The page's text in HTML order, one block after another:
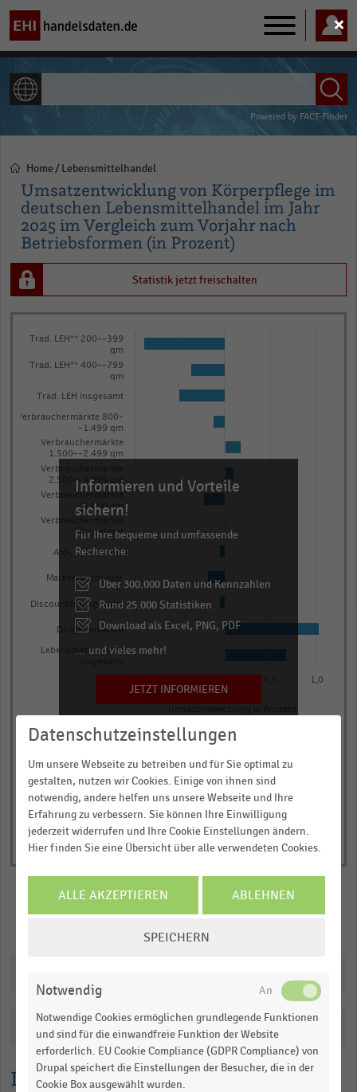
Main
navigation
Powered by FACT-Finder
Pfadnavigation
Home Lebensmittelhandel
Umsatzentwicklung von Körperpflege im
deutschen Lebensmittelhandel im Jahr
2025 im Vergleich zum Vorjahr nach
Betriebsformen (in Prozent)
Lesehilfe
Statistik jetzt freischalten
with
bars.
The
chart
axis
displaying
categories.
Range:
13
categories.
Y
axis
displaying
Umsatzentwicklung
in
Prozent.
Range:
to
1.12661375.
View
graphic.
Trad. LEH** 200--399
qm
Trad. LEH** 400--799
qm
Trad. LEH insgesamt
Verbrauchermärkte 800-
-1.499 qm
Verbrauchermärkte
1.500--2.499 qm
Verbrauchermärkte
2.500--4.999 qm
Verbrauchermärkte
>5.000 qm
Verbrauchermärkte
insgesamt
Aldi, Lidl, Norma
Markendiscounter
Discounter insgesamt
Drogeriemärkte
Lebensmittelhandel
1,0
interactive
Informieren und Vorteile
sichern!
Für Ihre bequeme und umfassende
Recherche:
Über 300.000 Daten und Kennzahlen
Rund 25.000 Statistiken
Download als Excel, PNG, PDF
… und vieles mehr!
JETZT INFORMIEREN
Katalogisierung
Datenschutzeinstellungen
Um unsere Webseite zu betreiben und für Sie optimal zu
gestalten, nutzen wir Cookies. Einige von ihnen sind
notwendig, andere helfen uns unsere Webseite und Ihre
Erfahrung zu verbessern. Sie können Ihre Einwilligung
jederzeit widerrufen und Ihre Cookie Einstellungen ändern.
Hier finden Sie eine Übersicht über alle verwendeten Cookies.
ALLE AKZEPTIEREN ABLEHNEN
SPEICHERN
Notwendig
Notwendige Cookies ermöglichen grundlegende Funktionen
und sind für die einwandfreie Funktion der Website
erforderlich. EU Cookie Compliance (GDPR Compliance) von
Drupal speichert die Einstellungen der Besucher, die in der
Cookie Box ausgewählt wurden.